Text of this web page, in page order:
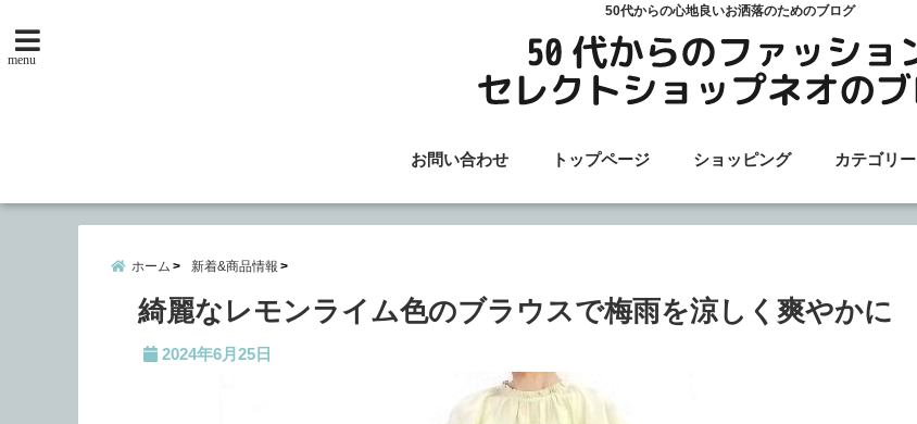
50代からの心地良いお洒落のためのブログ
menu
お問い合わせ トップページ ショッピング カテゴリー
ホーム 新着&商品情報
綺麗なレモンライム色のブラウスで梅雨を涼しく爽やかに
2024年6月25日